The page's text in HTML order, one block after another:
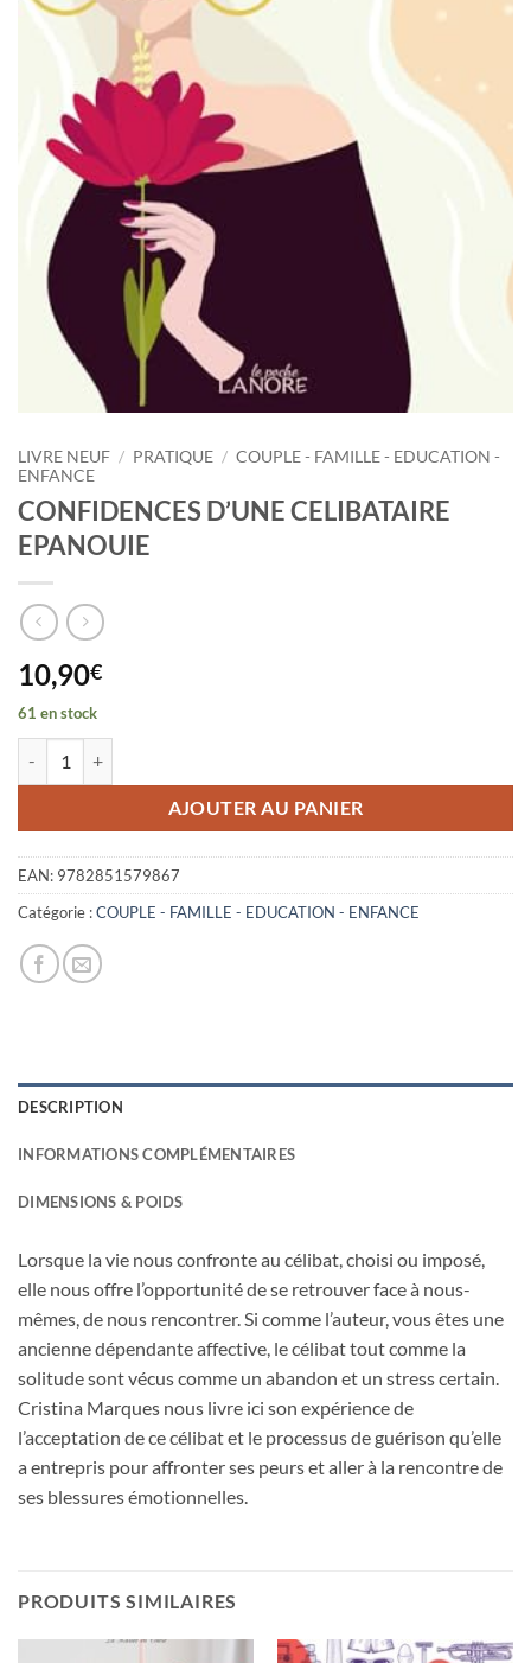
LIVRE NEUF / PRATIQUE / COUPLE - FAMILLE - EDUCATION -
ENFANCE
CONFIDENCES D’UNE CELIBATAIRE
EPANOUIE
10,90€
61 en stock
AJOUTER AU PANIER
EAN: 9782851579867
Catégorie :COUPLE - FAMILLE - EDUCATION - ENFANCE
DESCRIPTION
INFORMATIONS COMPLÉMENTAIRES
DIMENSIONS & POIDS
Lorsque la vie nous confronte au célibat, choisi ou imposé,
elle nous offre l’opportunité de se retrouver face à nous-
mêmes, de nous rencontrer. Si comme l’auteur, vous êtes une
ancienne dépendante affective, le célibat tout comme la
solitude sont vécus comme un abandon et un stress certain.
Cristina Marques nous livre ici son expérience de
l’acceptation de ce célibat et le processus de guérison qu’elle
a entrepris pour affronter ses peurs et aller à la rencontre de
ses blessures émotionnelles.
PRODUITS SIMILAIRES